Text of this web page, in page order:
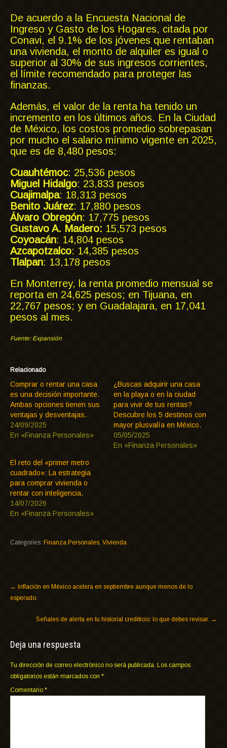
De acuerdo a la Encuesta Nacional de
Ingreso y Gasto de los Hogares, citada por
Conavi, el 9.1% de los jóvenes que rentaban
una vivienda, el monto de alquiler es igual o
superior al 30% de sus ingresos corrientes,
el límite recomendado para proteger las
finanzas.
Además, el valor de la renta ha tenido un
incremento en los últimos años. En la Ciudad
de México, los costos promedio sobrepasan
por mucho el salario mínimo vigente en 2025,
que es de 8,480 pesos:
Cuauhtémoc: 25,536 pesos
Miguel Hidalgo: 23,833 pesos
Cuajimalpa: 18,313 pesos
Benito Juárez: 17,880 pesos
Álvaro Obregón: 17,775 pesos
Gustavo A. Madero: 15,573 pesos
Coyoacán: 14,804 pesos
Azcapotzalco: 14,385 pesos
Tlalpan: 13,178 pesos
En Monterrey, la renta promedio mensual se
reporta en 24,625 pesos; en Tijuana, en
22,767 pesos; y en Guadalajara, en 17,041
pesos al mes.
Fuente: Expansión
Relacionado
Comprar o rentar una casa
es una decisión importante.
Ambas opciones tienen sus
ventajas y desventajas.
24/09/2025
En «Finanza Personales»
¿Buscas adquirir una casa
en la playa o en la ciudad
para vivir de tus rentas?
Descubre los 5 destinos con
mayor plusvalía en México.
05/05/2025
En «Finanza Personales»
El reto del «primer metro
cuadrado»: La estrategia
para comprar vivienda o
rentar con inteligencia.
14/07/2026
En «Finanza Personales»
Categories: Finanza Personales, Vivienda
← Inflación en México acelera en septiembre aunque menos de lo
esperado.
Señales de alerta en tu historial crediticio: lo que debes revisar. →
Deja una respuesta
Tu dirección de correo electrónico no será publicada. Los campos
obligatorios están marcados con *
Comentario *